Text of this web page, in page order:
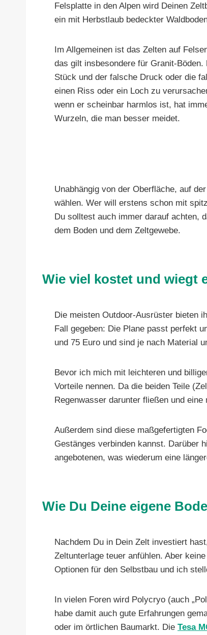
Felsplatte in den Alpen wird Deinen
ein mit Herbstlaub bedeckter
Im Allgemeinen ist das Zelten auf
das gilt insbesondere für Granit-
Stück und der falsche Druck oder die
einen Riss oder ein Loch zu
wenn er scheinbar harmlos ist, hat
Wurzeln, die man besser meidet.
Unabhängig von der Oberfläche, auf
wählen. Wer will erstens schon mit
Du solltest auch immer darauf achten,
dem Boden und dem Zeltgewebe.
Wie viel kostet und wiegt
Die meisten Outdoor-Ausrüster bieten
Fall gegeben: Die Plane passt perfekt
und 75 Euro und sind je nach Material
Bevor ich mich mit leichteren und
Vorteile nennen. Da die beiden Teile
Regenwasser darunter fließen und
Außerdem sind diese maßgefertigten
Gestänges verbinden kannst. Darüber
angebotenen, was wiederum eine
Wie Du Deine eigene
Nachdem Du in Dein Zelt investiert
Zeltunterlage teuer anfühlen. Aber
Optionen für den Selbstbau und ich
In vielen Foren wird Polycryo (auch
habe damit auch gute Erfahrungen
oder im örtlichen Baumarkt. Die Tesa